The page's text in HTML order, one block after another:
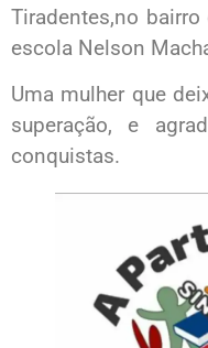
Tiradentes,no
escola Nelson
Uma mulher que
superação, e
conquistas.